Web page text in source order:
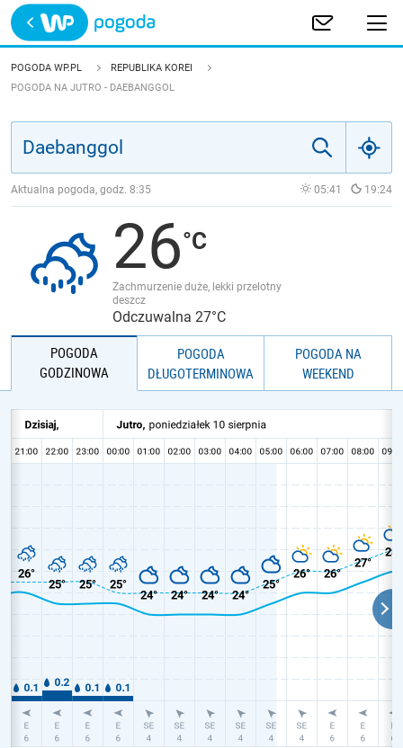
Trwa ładowanie
POLSKA
JAKOŚĆ POWIETRZA
POGODA WP.PL
REPUBLIKA KOREI
POGODA NA JUTRO - DAEBANGGOL
Aktualna pogoda, godz. 8:35 05:41 19:24
26
Zachmurzenie duże, lekki przelotny
deszcz
Odczuwalna 27°C
POGODA
GODZINOWA
POGODA
DŁUGOTERMINOWA
POGODA NA
WEEKEND